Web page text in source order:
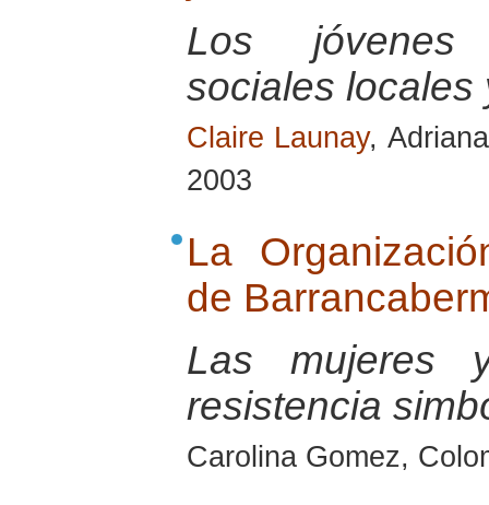
Los jóvenes
sociales locales
Claire Launay,
2003
La
de
Las mujeres
resistencia
Carolina Gomez,